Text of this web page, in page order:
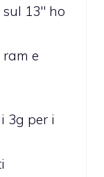
sul 13″ ho
e
3g per i